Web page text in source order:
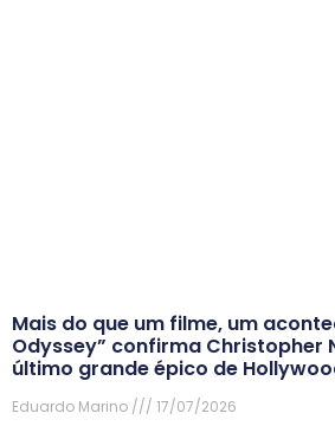
Mais do que um filme, um
Odyssey” confirma Christopher
último grande épico de
Eduardo Marino 17/07/2026